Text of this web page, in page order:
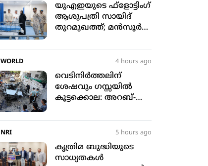
യുഎഇയുടെ ഫ്‌ളോട്ടിംഗ്
ആശുപത്രി സായിദ്
തുറമുഖത്ത്; മന്‍സൂര്‍
സന്ദര്‍ശിച്ചു
WORLD 4 hours ago
വെടിനിര്‍ത്തലിന്
ശേഷവും ഗസ്സയില്‍
കൂട്ടക്കൊല: അറബ്-
അപലപിച്ചു
NRI 5 hours ago
കൃത്രിമ ബുദ്ധിയുടെ
സാധ്യതകള്‍